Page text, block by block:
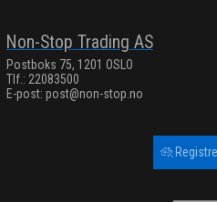
Non-Stop Trading AS
Postboks 75, 1201 OSLO
Tlf.: 22083500
E-post: post@non-stop.no